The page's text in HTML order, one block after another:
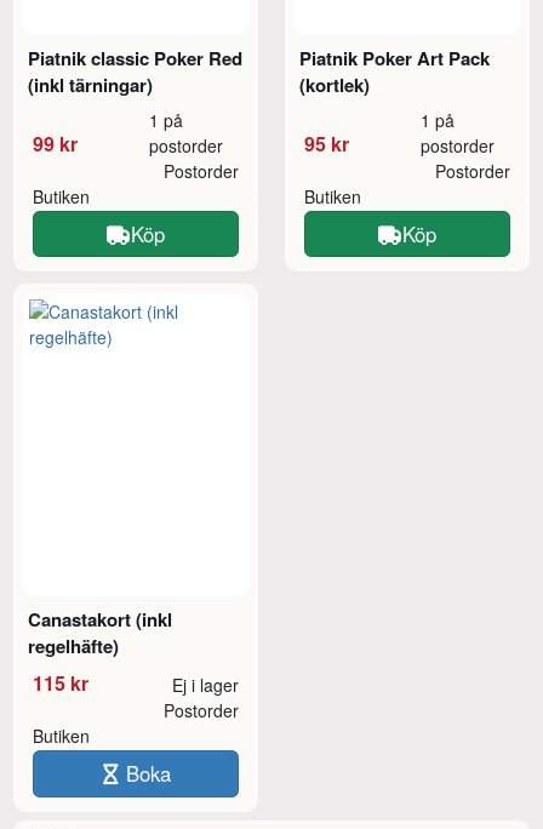
Piatnik classic Poker Red
(inkl tärningar)
99 kr
1 på
postorder
Butiken
Postorder
Köp
Piatnik Poker Art Pack
(kortlek)
95 kr
1 på
postorder
Butiken
Postorder
Köp
Canastakort (inkl
regelhäfte)
115 kr Ej i lager
Butiken
Postorder
Boka